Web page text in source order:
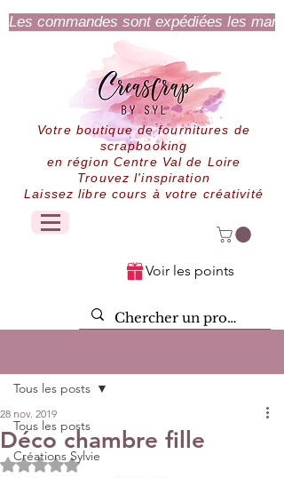
Les commandes sont expédiées les
Votre boutique de fournitures de
scrapbooking
en région Centre Val de Loire
Trouvez l'inspiration
Laissez libre cours à votre créativité
Voir les points
Tous les posts
Créations Sylvie
Tous les posts
Déco chambre fille
28 nov. 2019
Noté NaN étoiles sur 5.